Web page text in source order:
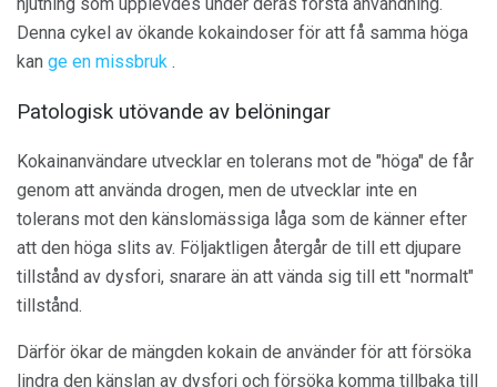
Denna cykel av ökande kokaindoser för att få samma höga
kan ge en missbruk .
Patologisk utövande av belöningar
Kokainanvändare utvecklar en tolerans mot de "höga" de får
genom att använda drogen, men de utvecklar inte en
tolerans mot den känslomässiga låga som de känner efter
att den höga slits av. Följaktligen återgår de till ett djupare
tillstånd av dysfori, snarare än att vända sig till ett "normalt"
tillstånd.
Därför ökar de mängden kokain de använder för att försöka
lindra den känslan av dysfori och försöka komma tillbaka till